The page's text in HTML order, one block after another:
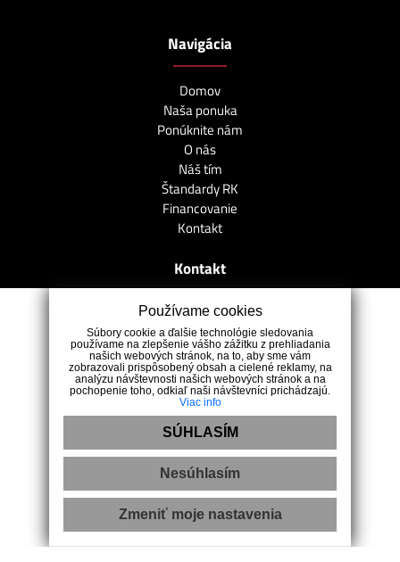
Navigácia
Domov
Naša ponuka
Ponúknite nám
O nás
Náš tím
Štandardy RK
Financovanie
Kontakt
Kontakt
Zimná 59, 05201 Spišská Nová Ves
0907 898 188
info@lagunareality.sk
Ochrana osobných údajov|Pravidlá cookies
Používame cookies
Súbory cookie a ďalšie technológie sledovania
používame na zlepšenie vášho zážitku z prehliadania
našich webových stránok, na to, aby sme vám
zobrazovali prispôsobený obsah a cielené reklamy, na
analýzu návštevnosti našich webových stránok a na
pochopenie toho, odkiaľ naši návštevníci prichádzajú.
Viac info
SÚHLASÍM
Nesúhlasím
Zmeniť moje nastavenia